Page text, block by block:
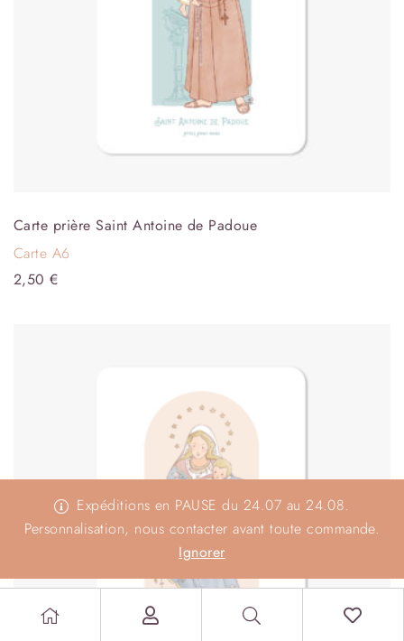
Expéditions en PAUSE du 24.07 au 24.08.
Personnalisation, nous contacter avant toute commande.
Ignorer
Carte prière Saint Antoine de Padoue
Carte A6
2,50€